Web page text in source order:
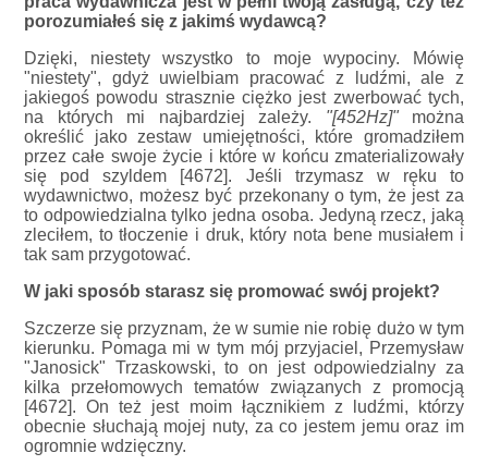
porozumiałeś się z jakimś wydawcą?
Dzięki, niestety wszystko to moje wypociny. Mówię
"niestety", gdyż uwielbiam pracować z ludźmi, ale z
jakiegoś powodu strasznie ciężko jest zwerbować tych,
na których mi najbardziej zależy. "[452Hz]"można
określić jako zestaw umiejętności, które gromadziłem
przez całe swoje życie i które w końcu zmaterializowały
się pod szyldem [4672]. Jeśli trzymasz w ręku to
wydawnictwo, możesz być przekonany o tym, że jest za
to odpowiedzialna tylko jedna osoba. Jedyną rzecz, jaką
zleciłem, to tłoczenie i druk, który nota bene musiałem i
tak sam przygotować.
W jaki sposób starasz się promować swój projekt?
Szczerze się przyznam, że w sumie nie robię dużo w tym
kierunku. Pomaga mi w tym mój przyjaciel, Przemysław
"Janosick" Trzaskowski, to on jest odpowiedzialny za
kilka przełomowych tematów związanych z promocją
[4672]. On też jest moim łącznikiem z ludźmi, którzy
obecnie słuchają mojej nuty, za co jestem jemu oraz im
ogromnie wdzięczny.